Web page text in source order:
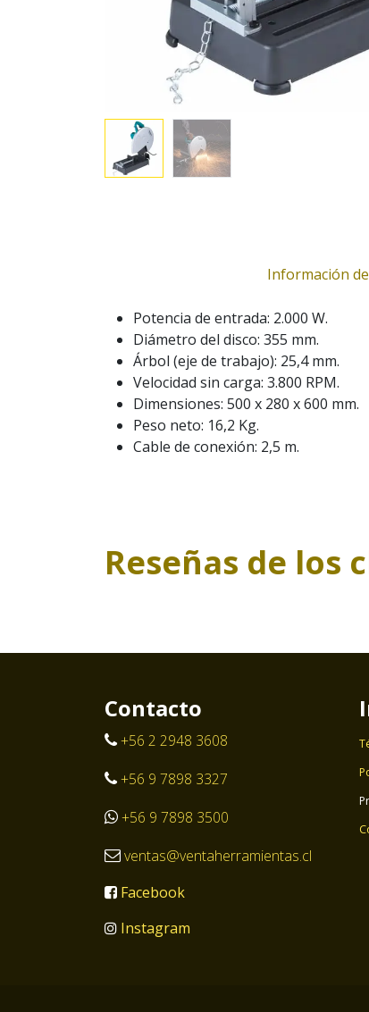
Información
Potencia de entrada: 2.000 W.
Diámetro del disco: 355 mm.
Árbol (eje de trabajo): 25,4 mm.
Velocidad sin carga: 3.800 RPM.
Dimensiones: 500 x 280 x 600 mm.
Peso neto: 16,2 Kg.
Cable de conexión: 2,5 m.
Reseñas de los
Contacto
+56 2 2948 3608
+56 9 7898 3327
+56 9 7898 3500
ventas@ventaherramientas.cl
Facebook
Instagram